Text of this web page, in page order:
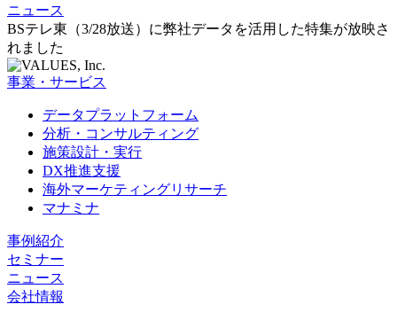
ニュース
BSテレ東（3/28放送）に弊社データを活用した特集が放映さ
れました
事業・サービス
データプラットフォーム
分析・コンサルティング
施策設計・実行
DX推進支援
海外マーケティングリサーチ
マナミナ
事例紹介
セミナー
ニュース
会社情報